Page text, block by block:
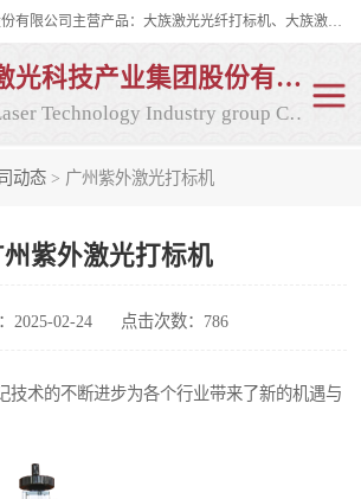
大族激光科技产业集团股份有限公司主营产品：大族激光光纤打标机、大族激光紫外打标机等，大族激光研发实力雄厚，公司拥有数百人的研发队伍，目前具有多项国际发明和国内、计算机软件着作权，多项核心技术处于国际成员之一水平，是世界上仅有的几家拥有"紫外激光"的公司之一。
大族激光科技产业集团股份有限公司
Han’s Laser Technology Industry group Co., Ltd
动态 > 广州紫外激光打标机
州紫外激光打标机
2025-02-24 点击次数：786
技术的不断进步为各个行业带来了新的机遇与
CO2打标机
大族激光光纤打标机
机 二氧化碳激光打标机